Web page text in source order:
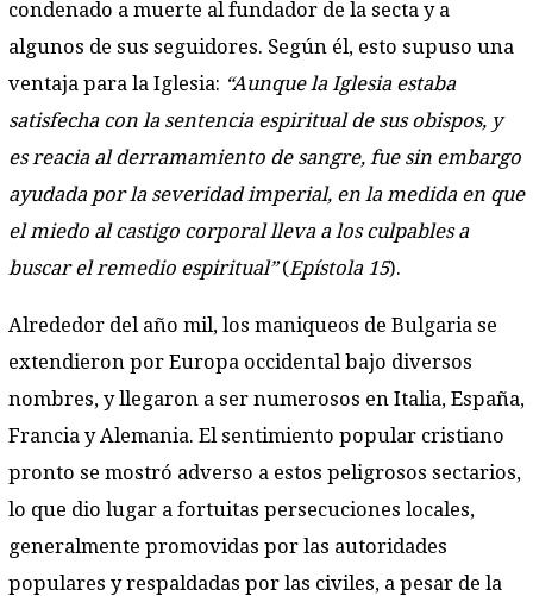
condenado a muerte al fundador de la secta y a
algunos de sus seguidores. Según él, esto supuso una
ventaja para la Iglesia: “Aunque la Iglesia estaba
satisfecha con la sentencia espiritual de sus obispos, y
es reacia al derramamiento de sangre, fue sin embargo
ayudada por la severidad imperial, en la medida en que
el miedo al castigo corporal lleva a los culpables a
buscar el remedio espiritual”(Epístola 15).
Alrededor del año mil, los maniqueos de Bulgaria se
extendieron por Europa occidental bajo diversos
nombres, y llegaron a ser numerosos en Italia, España,
Francia y Alemania. El sentimiento popular cristiano
pronto se mostró adverso a estos peligrosos sectarios,
lo que dio lugar a fortuitas persecuciones locales,
generalmente promovidas por las autoridades
populares y respaldadas por las civiles, a pesar de la